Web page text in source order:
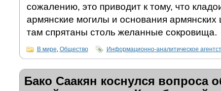
сожалению, это приводит к тому, что
армянские могилы и основания армянских
там спрятаны столь желанные сокровища.
В мире, Общество Информационно-аналитическое
Бако Саакян коснулся вопроса